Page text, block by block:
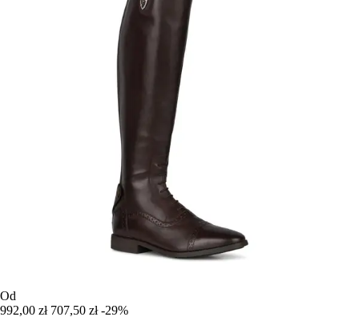
Od
992,00 zł 707,50 zł -29%